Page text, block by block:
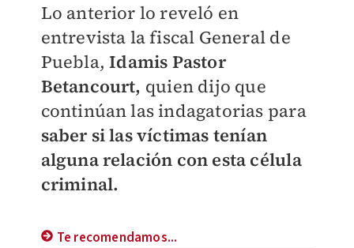
Lo anterior lo reveló en
entrevista la fiscal General de
Puebla,Idamis Pastor
Betancourt, quien dijo que
continúan las indagatorias para
saber si las víctimas tenían
alguna relación con esta célula
criminal.
Te recomendamos...